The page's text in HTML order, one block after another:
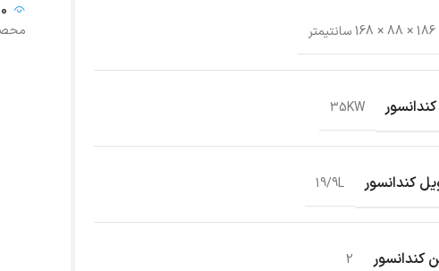
186 × 88 × 168 سانتیمتر
35KW
کندانسور 19/9L
کندانسور 2